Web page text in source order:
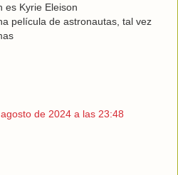
es Kyrie Eleison
película de astronautas, tal vez
de 2024 a las 23:48